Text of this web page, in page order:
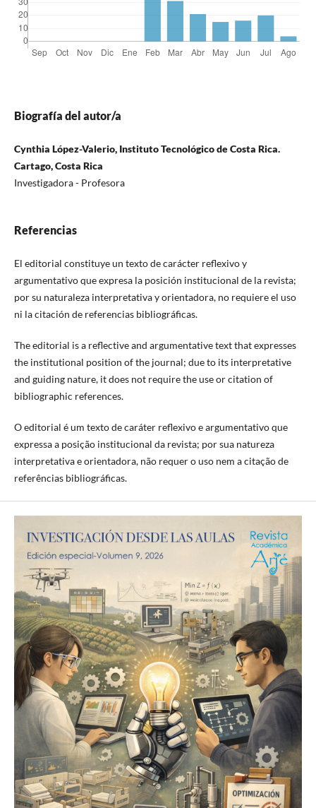
Biografía del autor/a
Cynthia López-Valerio, Instituto Tecnológico de Costa Rica.
Cartago, Costa Rica
Investigadora - Profesora
Referencias
El editorial constituye un texto de carácter reflexivo y
argumentativo que expresa la posición institucional de la revista;
por su naturaleza interpretativa y orientadora, no requiere el uso
ni la citación de referencias bibliográficas.
The editorial is a reflective and argumentative text that expresses
the institutional position of the journal; due to its interpretative
and guiding nature, it does not require the use or citation of
bibliographic references.
O editorial é um texto de caráter reflexivo e argumentativo que
expressa a posição institucional da revista; por sua natureza
interpretativa e orientadora, não requer o uso nem a citação de
referências bibliográficas.